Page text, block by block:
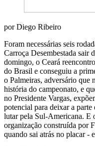
por Diego Ribeiro
Foram necessárias seis
Carroça Desembestada sair
domingo, o Ceará
do Brasil e conseguiu a
o Palmeiras, adversário que
história do campeonato, e
no Presidente Vargas,
potencial para deixar a parte
lutar pela Sul-Americana. E
organização construída por
quando sai atrás no placar -